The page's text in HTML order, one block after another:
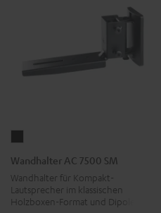
AC
7500
SM
Schwarz
Wandhalter AC 7500 SM
Wandhalter für Kompakt-
Lautsprecher im klassischen
Holzboxen-Format und Dipole